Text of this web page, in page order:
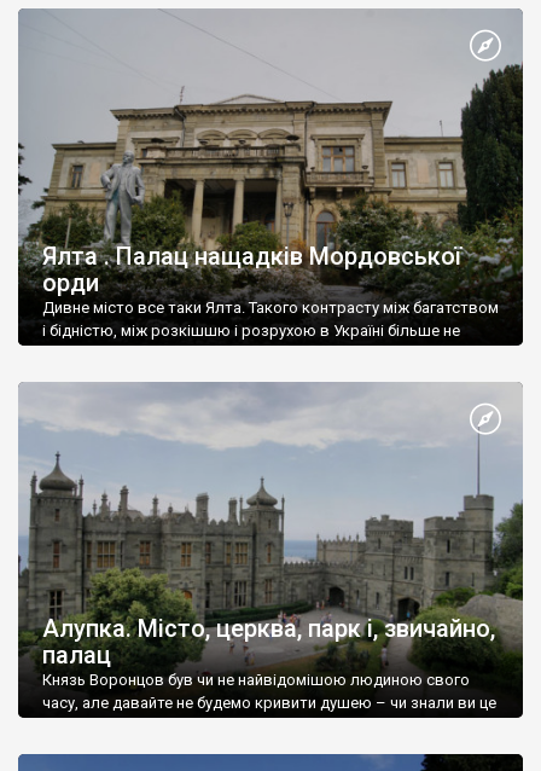
Ялта . Палац нащадків Мордовської
орди
Дивне місто все таки Ялта. Такого контрасту між багатством
і бідністю, між розкішшю і розрухою в Україні більше не
Алупка. Місто, церква, парк і, звичайно,
палац
Князь Воронцов був чи не найвідомішою людиною свого
часу, але давайте не будемо кривити душею – чи знали ви це